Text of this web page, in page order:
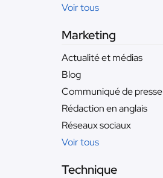
Voir tous
Marketing
Actualité et médias
Blog
Communiqué de presse
Rédaction en anglais
Réseaux sociaux
Voir tous
Technique